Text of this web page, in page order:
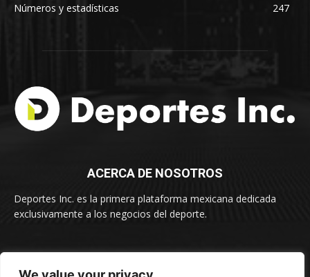
Números y estadísticas
247
ACERCA DE NOSOTROS
Deportes Inc. es la primera plataforma mexicana dedicada
exclusivamente a los negocios del deporte.